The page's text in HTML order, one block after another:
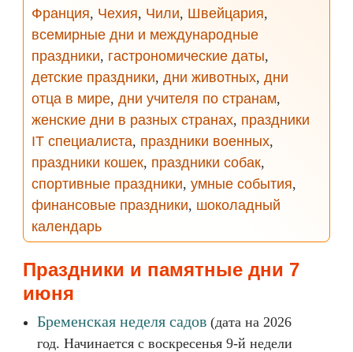
Франция, Чехия, Чили, Швейцария,
всемирные дни и международные
праздники, гастрономические даты,
детские праздники, дни животных, дни
отца в мире, дни учителя по странам,
женские дни в разных странах, праздники
IT специалиста, праздники военных,
праздники кошек, праздники собак,
спортивные праздники, умные события,
финансовые праздники, шоколадный
календарь
Праздники и памятные дни 7
июня
Бременская неделя садов (дата на 2026
год. Начинается с воскресенья 9-й недели